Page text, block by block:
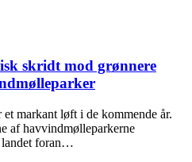
skridt mod grønnere
markant løft i de kommende år.
af havvindmølleparkerne
landet foran…